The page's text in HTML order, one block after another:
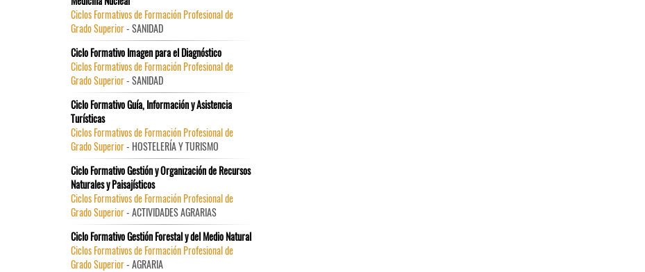
Ciclos Formativos de Formación Profesional de
Grado Superior- SANIDAD
Ciclo Formativo Imagen para el Diagnóstico
Ciclos Formativos de Formación Profesional de
Grado Superior- SANIDAD
Ciclo Formativo Guía, Información y Asistencia
Turísticas
Ciclos Formativos de Formación Profesional de
Grado Superior- HOSTELERÍA Y TURISMO
Ciclo Formativo Gestión y Organización de Recursos
Naturales y Paisajísticos
Ciclos Formativos de Formación Profesional de
Grado Superior- ACTIVIDADES AGRARIAS
Ciclo Formativo Gestión Forestal y del Medio Natural
Ciclos Formativos de Formación Profesional de
Grado Superior- AGRARIA